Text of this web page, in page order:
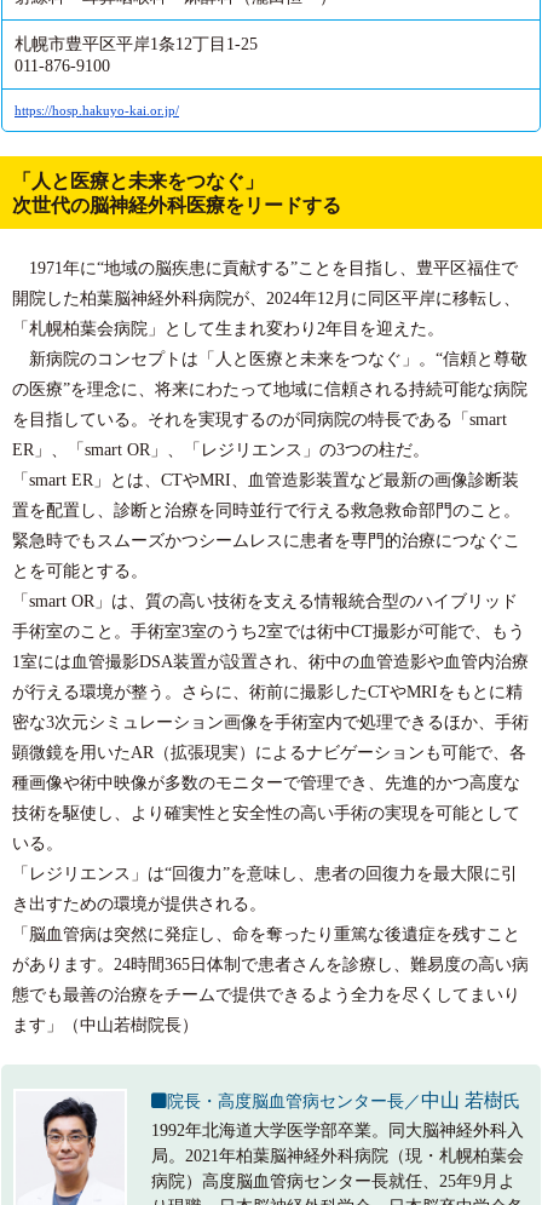
札幌市豊平区平岸1条12丁目1-25
011-876-9100
https://hosp.hakuyo-kai.or.jp/
「人と医療と未来をつなぐ」
次世代の脳神経外科医療をリードする
1971年に“地域の脳疾患に貢献する”ことを目指し、豊平区福住で
開院した柏葉脳神経外科病院が、2024年12月に同区平岸に移転し、
「札幌柏葉会病院」として生まれ変わり2年目を迎えた。
新病院のコンセプトは「人と医療と未来をつなぐ」。“信頼と尊敬
の医療”を理念に、将来にわたって地域に信頼される持続可能な病院
を目指している。それを実現するのが同病院の特長である「smart
ER」、「smart OR」、「レジリエンス」の3つの柱だ。
「smart ER」とは、CTやMRI、血管造影装置など最新の画像診断装
置を配置し、診断と治療を同時並行で行える救急救命部門のこと。
緊急時でもスムーズかつシームレスに患者を専門的治療につなぐこ
とを可能とする。
「smart OR」は、質の高い技術を支える情報統合型のハイブリッド
手術室のこと。手術室3室のうち2室では術中CT撮影が可能で、もう
1室には血管撮影DSA装置が設置され、術中の血管造影や血管内治療
が行える環境が整う。さらに、術前に撮影したCTやMRIをもとに精
密な3次元シミュレーション画像を手術室内で処理できるほか、手術
顕微鏡を用いたAR（拡張現実）によるナビゲーションも可能で、各
種画像や術中映像が多数のモニターで管理でき、先進的かつ高度な
技術を駆使し、より確実性と安全性の高い手術の実現を可能として
いる。
「レジリエンス」は“回復力”を意味し、患者の回復力を最大限に引
き出すための環境が提供される。
「脳血管病は突然に発症し、命を奪ったり重篤な後遺症を残すこと
があります。24時間365日体制で患者さんを診療し、難易度の高い病
態でも最善の治療をチームで提供できるよう全力を尽くしてまいり
ます」（中山若樹院長）
院長・高度脳血管病センター長／中山 若樹氏
1992年北海道大学医学部卒業。同大脳神経外科入
局。2021年柏葉脳神経外科病院（現・札幌柏葉会
病院）高度脳血管病センター長就任、25年9月よ